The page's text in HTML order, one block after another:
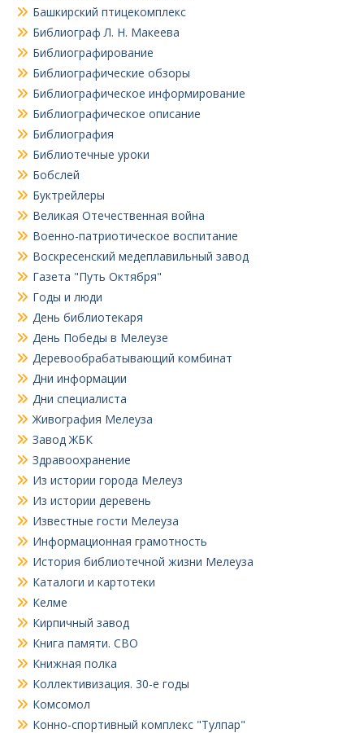
Башкирский птицекомплекс
Библиограф Л. Н. Макеева
Библиографирование
Библиографические обзоры
Библиографическое информирование
Библиографическое описание
Библиография
Библиотечные уроки
Бобслей
Буктрейлеры
Великая Отечественная война
Военно-патриотическое воспитание
Воскресенский медеплавильный завод
Газета "Путь Октября"
Годы и люди
День библиотекаря
День Победы в Мелеузе
Деревообрабатывающий комбинат
Дни информации
Дни специалиста
Живография Мелеуза
Завод ЖБК
Здравоохранение
Из истории города Мелеуз
Из истории деревень
Известные гости Мелеуза
Информационная грамотность
История библиотечной жизни Мелеуза
Каталоги и картотеки
Келме
Кирпичный завод
Книга памяти. СВО
Книжная полка
Коллективизация. 30-е годы
Комсомол
Конно-спортивный комплекс "Тулпар"